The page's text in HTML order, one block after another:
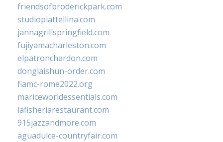
friendsofbroderickpark.com
studiopiattellina.com
jannagrillspringfield.com
fujiyamacharleston.com
elpatronchardon.com
donglaishun-order.com
fiamc-rome2022.org
mariceworldessentials.com
lafisheriarestaurant.com
915jazzandmore.com
aguadulce-countryfair.com